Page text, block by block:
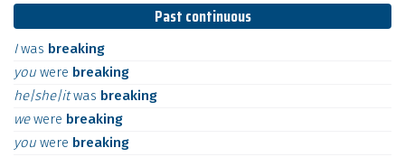
Past continuous
Iwas breaking
you were breaking
he|she|itwas breaking
wewere breaking
you were breaking